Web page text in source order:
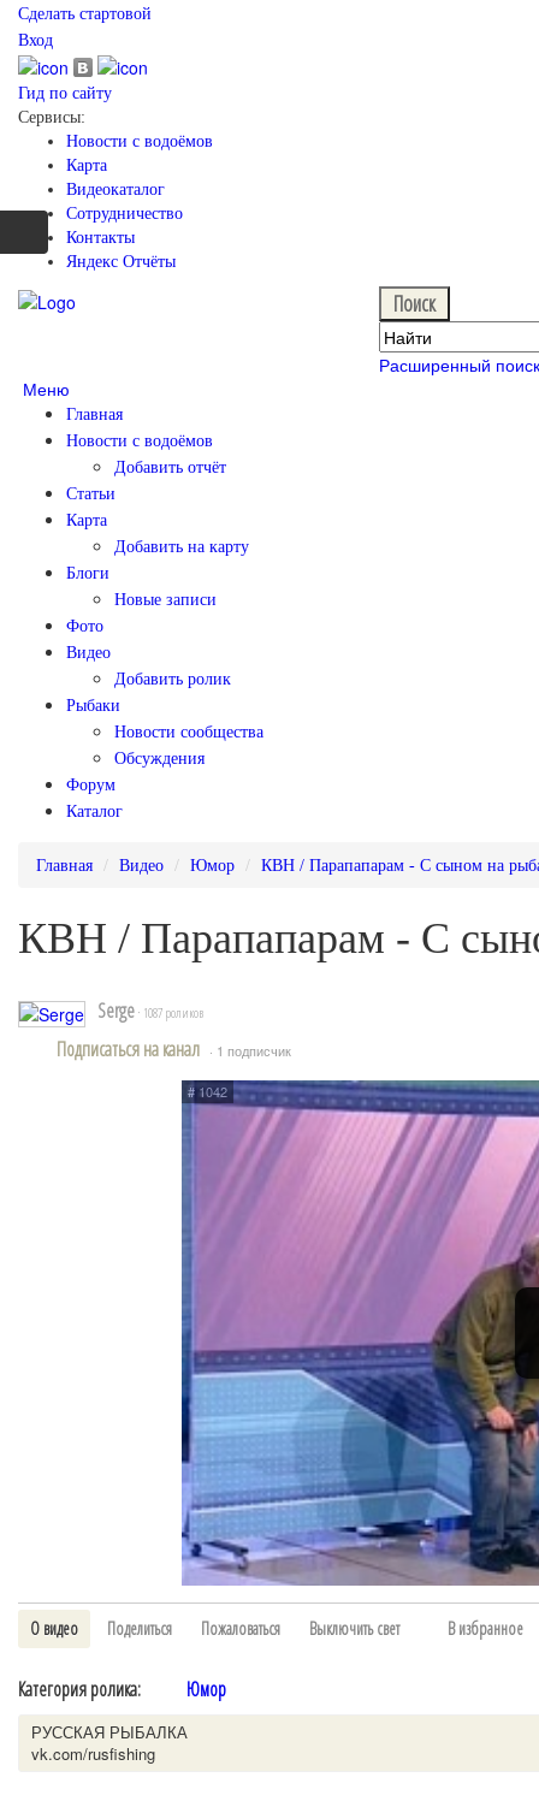
Сделать стартовой
Вход
Гид по сайту
Сервисы:
Новости с водоёмов
Карта
Видеокаталог
Сотрудничество
Контакты
Яндекс Отчёты
Расширенный поиск
Меню
Главная
Новости с водоёмов
Добавить отчёт
Статьи
Карта
Добавить на карту
Блоги
Новые записи
Фото
Видео
Добавить ролик
Рыбаки
Новости сообщества
Обсуждения
Форум
Каталог
Главная Видео Юмор КВН / Парапапарам - С сыном на
КВН / Парапапарам - С
Serge · 1087 роликов
Подписаться на канал · 1 подписчик
# 1042
О видео Поделиться Пожаловаться Выключить свет В избранное
Категория ролика: Юмор
РУССКАЯ РЫБАЛКА
vk.com/rusfishing